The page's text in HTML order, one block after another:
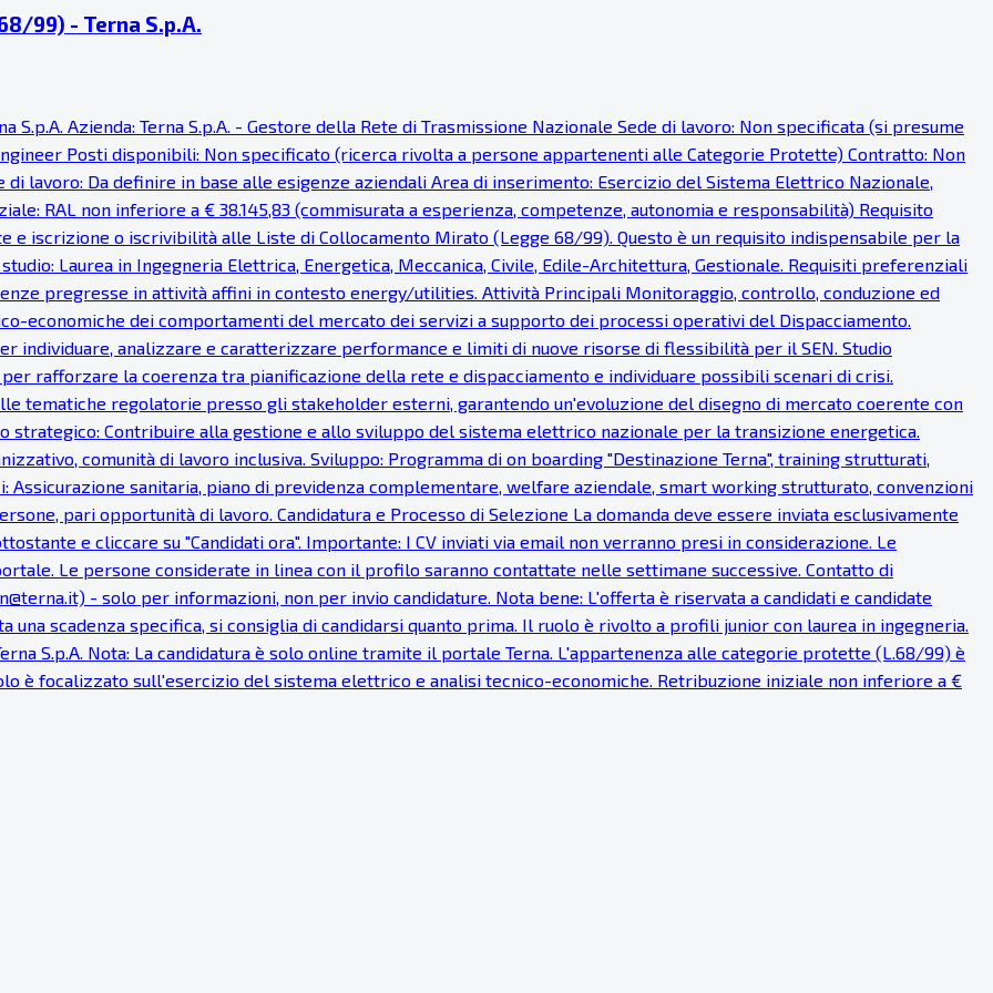
99) - Terna S.p.A.
Azienda: Terna S.p.A. - Gestore della Rete di Trasmissione Nazionale Sede di lavoro: Non specificata (si presume
Posti disponibili: Non specificato (ricerca rivolta a persone appartenenti alle Categorie Protette) Contratto: Non
lavoro: Da definire in base alle esigenze aziendali Area di inserimento: Esercizio del Sistema Elettrico Nazionale,
RAL non inferiore a € 38.145,83 (commisurata a esperienza, competenze, autonomia e responsabilità) Requisito
e iscrizione o iscrivibilità alle Liste di Collocamento Mirato (Legge 68/99). Questo è un requisito indispensabile per la
Laurea in Ingegneria Elettrica, Energetica, Meccanica, Civile, Edile-Architettura, Gestionale. Requisiti preferenziali
pregresse in attività affini in contesto energy/utilities. Attività Principali Monitoraggio, controllo, conduzione ed
economiche dei comportamenti del mercato dei servizi a supporto dei processi operativi del Dispacciamento.
individuare, analizzare e caratterizzare performance e limiti di nuove risorse di flessibilità per il SEN. Studio
rafforzare la coerenza tra pianificazione della rete e dispacciamento e individuare possibili scenari di crisi.
tematiche regolatorie presso gli stakeholder esterni, garantendo un'evoluzione del disegno di mercato coerente con
strategico: Contribuire alla gestione e allo sviluppo del sistema elettrico nazionale per la transizione energetica.
comunità di lavoro inclusiva. Sviluppo: Programma di on boarding "Destinazione Terna", training strutturati,
sanitaria, piano di previdenza complementare, welfare aziendale, smart working strutturato, convenzioni
pari opportunità di lavoro. Candidatura e Processo di Selezione La domanda deve essere inviata esclusivamente
e cliccare su "Candidati ora". Importante: I CV inviati via email non verranno presi in considerazione. Le
Le persone considerate in linea con il profilo saranno contattate nelle settimane successive. Contatto di
- solo per informazioni, non per invio candidature. Nota bene: L'offerta è riservata a candidati e candidate
scadenza specifica, si consiglia di candidarsi quanto prima. Il ruolo è rivolto a profili junior con laurea in ingegneria.
S.p.A. Nota: La candidatura è solo online tramite il portale Terna. L'appartenenza alle categorie protette (L.68/99) è
è focalizzato sull'esercizio del sistema elettrico e analisi tecnico-economiche. Retribuzione iniziale non inferiore a €